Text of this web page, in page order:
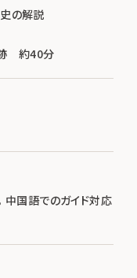
の解説
約40分
中国語でのガイド対応